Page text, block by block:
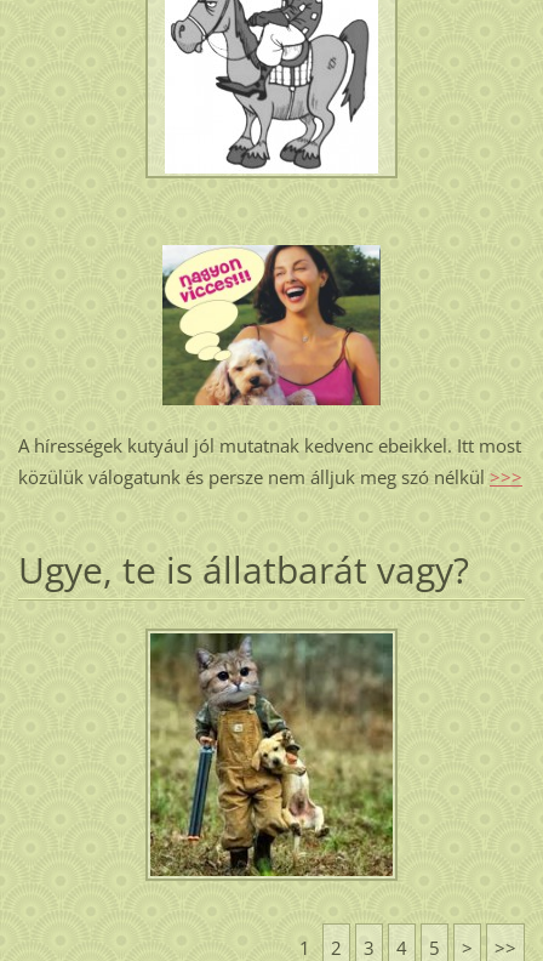
A hírességek kutyául jól mutatnak kedvenc ebeikkel. Itt most
közülük válogatunk és persze nem álljuk meg szó nélkül >>>
Ugye, te is állatbarát vagy?
1 2 3 4 5 > >>